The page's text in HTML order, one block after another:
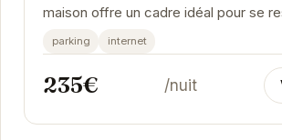
maison offre un cadre idéal pour se
Son sauna privatif et sa terrasse
sud...
parking internet
235€ /nuit